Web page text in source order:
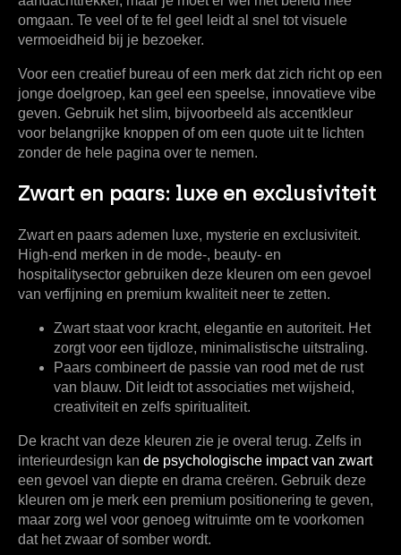
omgaan. Te veel of te fel geel leidt al snel tot visuele
vermoeidheid bij je bezoeker.
Voor een creatief bureau of een merk dat zich richt op een
jonge doelgroep, kan geel een speelse, innovatieve vibe
geven. Gebruik het slim, bijvoorbeeld als accentkleur
voor belangrijke knoppen of om een quote uit te lichten
zonder de hele pagina over te nemen.
Zwart en paars: luxe en exclusiviteit
Zwart en paars ademen luxe, mysterie en exclusiviteit.
High-end merken in de mode-, beauty- en
hospitalitysector gebruiken deze kleuren om een gevoel
van verfijning en premium kwaliteit neer te zetten.
Zwartstaat voor kracht, elegantie en autoriteit. Het
zorgt voor een tijdloze, minimalistische uitstraling.
Paars combineert de passie van rood met de rust
van blauw. Dit leidt tot associaties met wijsheid,
creativiteit en zelfs spiritualiteit.
De kracht van deze kleuren zie je overal terug. Zelfs in
interieurdesign kan de psychologische impact van zwart
een gevoel van diepte en drama creëren. Gebruik deze
kleuren om je merk een premium positionering te geven,
maar zorg wel voor genoeg witruimte om te voorkomen
dat het zwaar of somber wordt.